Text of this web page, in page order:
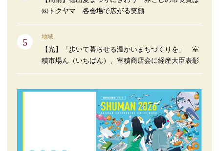
㈱トクヤマ 各会場で広がる笑顔
地域
【光】「歩いて暮らせる温かいまちづくりを」 室
積市場ん（いちばん）、室積商店会に経産大臣表彰